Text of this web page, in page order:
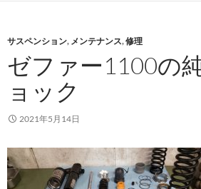
サスペンション, メンテナンス,修理
ゼファー1100の
ョック
2021年5月14日